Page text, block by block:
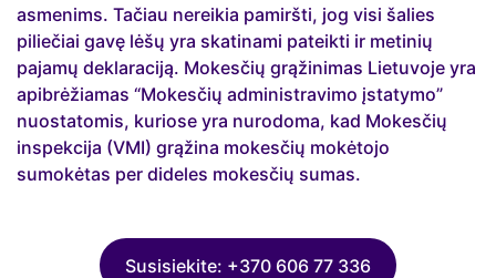
asmenims. Tačiau nereikia pamiršti, jog visi šalies
piliečiai gavę lėšų yra skatinami pateikti ir metinių
pajamų deklaraciją. Mokesčių grąžinimas Lietuvoje yra
apibrėžiamas “Mokesčių administravimo įstatymo”
nuostatomis, kuriose yra nurodoma, kad Mokesčių
inspekcija (VMI) grąžina mokesčių mokėtojo
sumokėtas per dideles mokesčių sumas.
Susisiekite: +370 606 77 336